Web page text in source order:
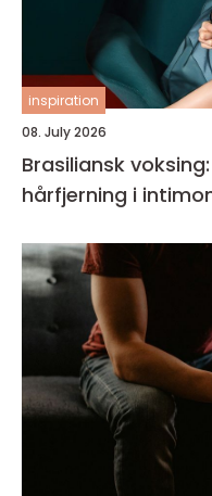
inspiration
08. July 2026
Brasiliansk
hårfjerning i